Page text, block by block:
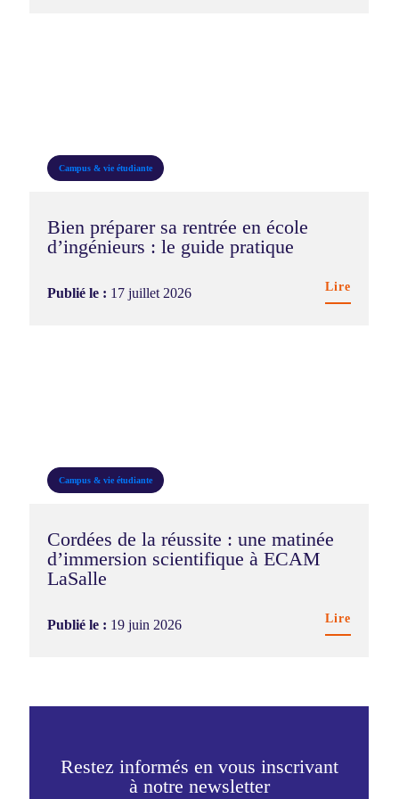
Campus & vie étudiante
Bien préparer sa rentrée en école
d’ingénieurs : le guide pratique
Publié le : 17 juillet 2026 Lire
Campus & vie étudiante
Cordées de la réussite : une matinée
d’immersion scientifique à ECAM
LaSalle
Publié le : 19 juin 2026 Lire
Restez informés en vous inscrivant
à notre newsletter